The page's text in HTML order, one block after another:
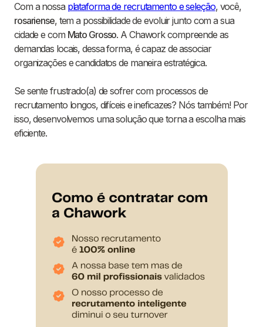
Com a nossa plataforma de recrutamento e seleção, você,
rosariense, tem a possibilidade de evoluir junto com a sua
cidade e com Mato Grosso. A Chawork compreende as
demandas locais, dessa forma, é capaz de associar
organizações e candidatos de maneira estratégica.
Se sente frustrado(a) de sofrer com processos de
recrutamento longos, difíceis e ineficazes? Nós também! Por
isso, desenvolvemos uma solução que torna a escolha mais
eficiente.